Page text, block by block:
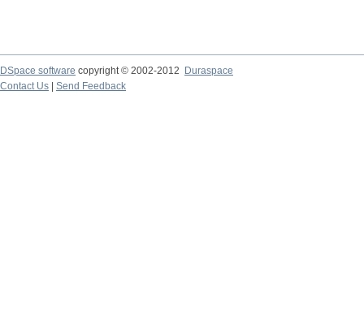
DSpace software copyright © 2002-2012
Duraspace
Contact Us
Send Feedback